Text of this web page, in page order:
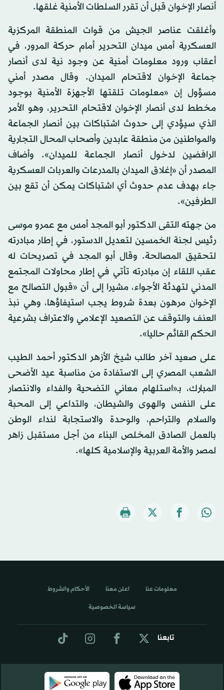
أنصار الإخوان قبل أن تقرر السلطات الأمنية غلقها.
وأغلقت عناصر الجيش من قوات المنطقة المركزية
العسكرية أمس ميدان التحرير أمام حركة المرور، في
أعقاب ورود معلومات أمنية عن وجود نية لدى أنصار
جماعة الإخوان لاقتحام الميدان. وقال مصدر أمني
مسؤول إن «معلومات تلقتها الأجهزة الأمنية بوجود
مخطط لدى أنصار الإخوان لاقتحام التحرير، وهو الأمر
الذي سيؤدي إلى حدوث اشتباكات بين أنصار الجماعة
والمواطنين من منطقة عابدين وأصحاب المحال التجارية
الرافضين لدخول أنصار الجماعة للميدان». وأضاف
المصدر أن «إغلاق الميدان بالمدرعات والعربات العسكرية
جاء بهدف عدم حدوث أي اشتباكات يمكن أن تقع بين
الطرفين».
من جهته التقى الدكتور أبو المجد أمس مع عمرو موسى
رئيس لجنة الخمسين لتعديل الدستور، في إطار مبادرته
لتحقيق المصالحة. وقال أبو المجد في تصريحات له
عقب اللقاء إن مبادرته تأتي في إطار محاولات المجتمع
المدني لتهدئة الأجواء، مشيرا إلى أن «قبول التصالح مع
الإخوان مرهون بعدة شروط يجب استيفاؤها، وهي نبذ
العنف والتوقف عن التصعيد الإعلامي والاعتراف بشرعية
الحكم القائم حاليا».
على صعيد آخر طالب شيخ الأزهر الدكتور أحمد الطيب
الشعب المصري إلى الاستفادة من مناسبة عيد الأضحى
المبارك، بـ«استلهام معاني التضحية والفداء والانتصار
على النفس والهوى والشيطان، والتداعي إلى المحبة
والسلام والتراحم، والوحدة والاستجابة لنداء الوطن
بالعمل الصادق المخلص البناء من أجل مستقبل زاهر
لمصر والأمة العربية والإسلامية كلها».
تابعنا
معلومات عنا اعلن معنا الأحكام والشروط
سياسة الخصوصية